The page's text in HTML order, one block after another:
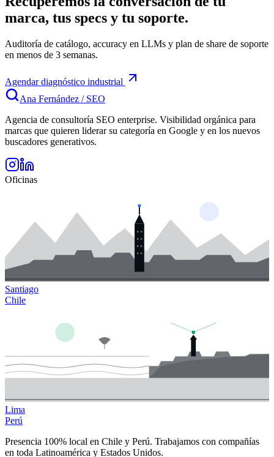
marca, tus specs y tu soporte.
Auditoría de catálogo, accuracy en LLMs y plan de share de soporte
en menos de 3 semanas.
Agendar diagnóstico industrial
Ana Fernández / SEO
Agencia de consultoría SEO enterprise. Visibilidad orgánica para
marcas que quieren liderar su categoría en Google y en los nuevos
buscadores generativos.
Oficinas
Santiago
Chile
Lima
Perú
Presencia 100% local en Chile y Perú. Trabajamos con compañías
en toda Latinoamérica y Estados Unidos.